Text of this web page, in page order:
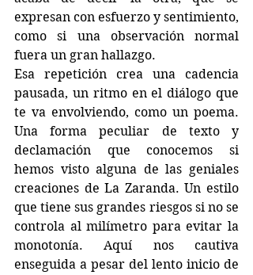
expresan con esfuerzo y sentimiento,
como si una observación normal
fuera un gran hallazgo.
Esa repetición crea una cadencia
pausada, un ritmo en el diálogo que
te va envolviendo, como un poema.
Una forma peculiar de texto y
declamación que conocemos si
hemos visto alguna de las geniales
creaciones de La Zaranda. Un estilo
que tiene sus grandes riesgos si no se
controla al milímetro para evitar la
monotonía. Aquí nos cautiva
enseguida a pesar del lento inicio de